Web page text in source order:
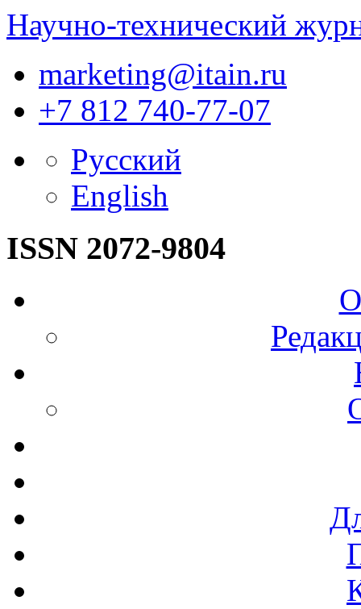
Научно-технический
marketing@itain.ru
+7 812 740-77-07
Русский
English
ISSN 2072-9804